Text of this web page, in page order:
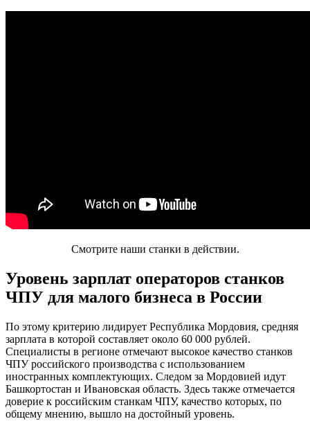
Смотрите наши станки в действии.
Уровень зарплат операторов станков
ЧПУ для малого бизнеса в России
По этому критерию лидирует Республика Мордовия, средняя
зарплата в которой составляет около 60 000 рублей.
Специалисты в регионе отмечают высокое качество станков
ЧПУ российского производства с использованием
иностранных комплектующих. Следом за Мордовией идут
Башкортостан и Ивановская область. Здесь также отмечается
доверие к российским станкам ЧПУ, качество которых, по
общему мнению, вышло на достойный уровень.